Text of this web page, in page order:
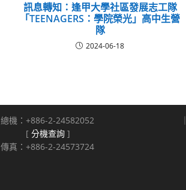
訊息轉知：逢甲大學社區發展志工隊
「TEENAGERS：學院榮光」高中生營
隊
2024-06-18
總機：+886-2-24582052
[ 分機查詢 ]
傳真：+886-2-24573724
｜